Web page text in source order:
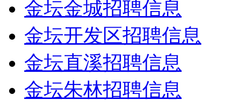
金坛金城招聘信息
金坛开发区招聘信息
金坛直溪招聘信息
金坛朱林招聘信息